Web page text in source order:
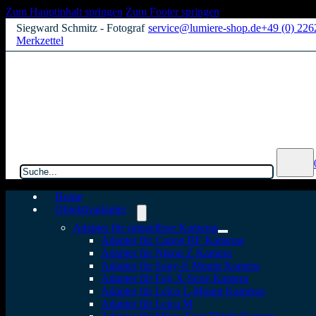
Zum Hauptinhalt springen Zum Footer springen
Siegward Schmitz - Fotograf service@lumiere-shop.de+49 (0)
Merkzettel
Home
Objektivadapter
Adapter für spiegellose Kameras
Adapter für Canon RF Kameras
Adapter für Nikon Z Kamera
Adapter für Sony-E Mount Kamera
Adapter für Fuji X-Serie Kamera
Adapter für Leica L-Mount Kameras
Adapter für Leica M